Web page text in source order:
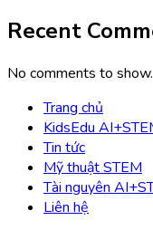
Recent
No comments to show.
Trang chủ
KidsEdu
Tin tức
Mỹ thuật STEM
Tài nguyên
Liên hệ